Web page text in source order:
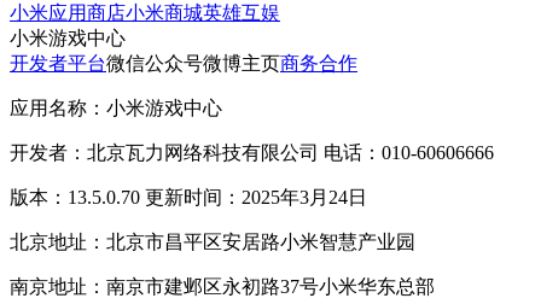
小米应用商店小米商城英雄互娱
小米游戏中心
开发者平台微信公众号微博主页商务合作
应用名称：小米游戏中心
开发者：北京瓦力网络科技有限公司 电话：010-60606666
版本：13.5.0.70 更新时间：2025年3月24日
北京地址：北京市昌平区安居路小米智慧产业园
南京地址：南京市建邺区永初路37号小米华东总部